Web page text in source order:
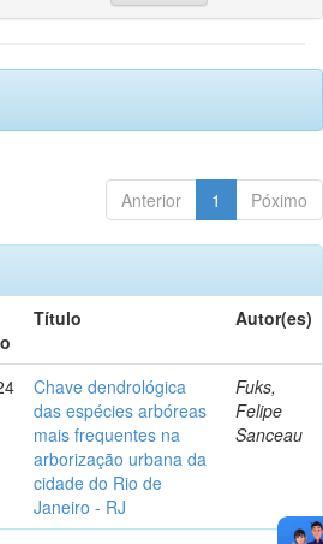
Anterior 1 Póximo
Título Autor(es)
Chave dendrológica
das espécies arbóreas
mais frequentes na
arborização urbana da
cidade do Rio de
Janeiro - RJ
Fuks,
Felipe
Sanceau